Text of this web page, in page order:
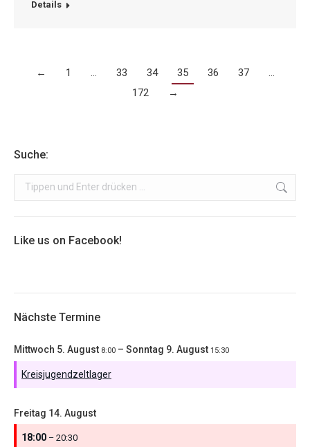
Details
← 1 … 33 34 35 36 37
…
172
→
Suche:
Search:
Like us on Facebook!
Nächste Termine
Mittwoch 5. August 8:00 – Sonntag 9. August 15:30
Kreisjugendzeltlager
Freitag 14. August
18:00 – 20:30